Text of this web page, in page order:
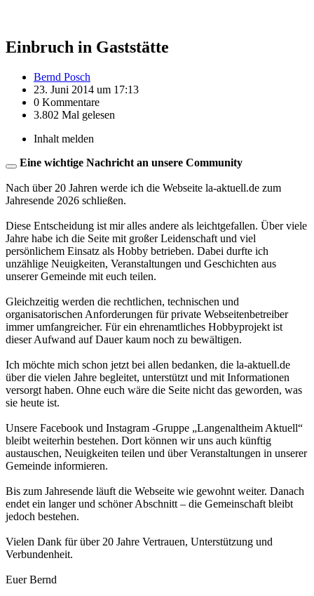
Einbruch in Gaststätte
Bernd Posch
23. Juni 2014 um 17:13
0 Kommentare
3.802 Mal gelesen
Inhalt melden
Eine wichtige Nachricht an unsere Community
Nach über 20 Jahren werde ich die Webseite la-aktuell.de zum
Jahresende 2026 schließen.
Diese Entscheidung ist mir alles andere als leichtgefallen. Über viele
Jahre habe ich die Seite mit großer Leidenschaft und viel
persönlichem Einsatz als Hobby betrieben. Dabei durfte ich
unzählige Neuigkeiten, Veranstaltungen und Geschichten aus
unserer Gemeinde mit euch teilen.
Gleichzeitig werden die rechtlichen, technischen und
organisatorischen Anforderungen für private Webseitenbetreiber
immer umfangreicher. Für ein ehrenamtliches Hobbyprojekt ist
dieser Aufwand auf Dauer kaum noch zu bewältigen.
Ich möchte mich schon jetzt bei allen bedanken, die la-aktuell.de
über die vielen Jahre begleitet, unterstützt und mit Informationen
versorgt haben. Ohne euch wäre die Seite nicht das geworden, was
sie heute ist.
Unsere Facebook und Instagram -Gruppe „Langenaltheim Aktuell“
bleibt weiterhin bestehen. Dort können wir uns auch künftig
austauschen, Neuigkeiten teilen und über Veranstaltungen in unserer
Gemeinde informieren.
Bis zum Jahresende läuft die Webseite wie gewohnt weiter. Danach
endet ein langer und schöner Abschnitt – die Gemeinschaft bleibt
jedoch bestehen.
Vielen Dank für über 20 Jahre Vertrauen, Unterstützung und
Verbundenheit.
Euer Bernd